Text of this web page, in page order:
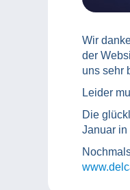
Wir
der
uns sehr
Leider
Die
Januar in